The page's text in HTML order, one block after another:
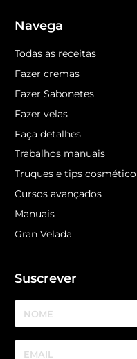
Navega
Todas as receitas
Fazer cremas
Fazer Sabonetes
Fazer velas
Faça detalhes
Trabalhos manuais
Truques e tips cosmético
Cursos avançados
Manuais
Gran Velada
Suscrever